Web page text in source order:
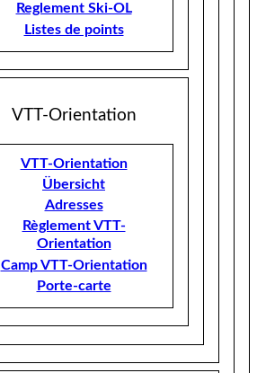
Reglement Ski-OL
Listes de points
VTT-Orientation
VTT-Orientation
Übersicht
Adresses
Règlement VTT-
Orientation
Camp VTT-Orientation
Porte-carte